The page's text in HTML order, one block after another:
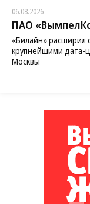
06.08.2026
ПАО
«Билайн» расширил
крупнейшими дата-
Москвы